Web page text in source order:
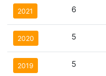
2021 6
2020 5
2019 5